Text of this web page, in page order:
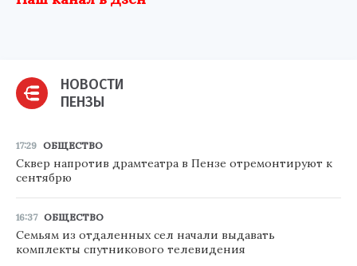
НОВОСТИ
ПЕНЗЫ
17:29 ОБЩЕСТВО
Сквер напротив драмтеатра в Пензе отремонтируют к
сентябрю
16:37 ОБЩЕСТВО
Семьям из отдаленных сел начали выдавать
комплекты спутникового телевидения